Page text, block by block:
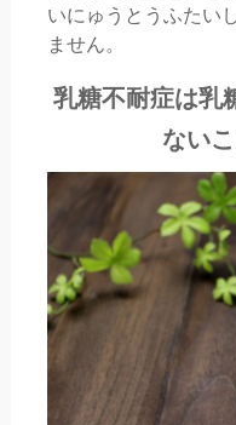
いにゅうとうふたい
ません。
乳糖不耐症は乳
ない